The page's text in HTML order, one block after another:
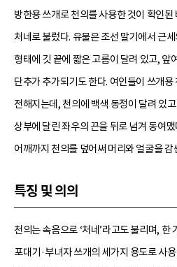
방한용 쓰개로 천의를 사용한 것이 확인된
처네로 불렀다. 유물은 조선 말기에서 근
형태에 깃 끝에 짧은 고름이 달려 있고, 앞
단추가 추가되기도 한다. 여인들이 쓰개
전해지는데, 천의에 백색 동정이 달려 있
상부에 달린 좌우의 끈을 뒤로 넘겨 동여
어깨까지 천의를 덮어써 머리와 얼굴을 감
특징 및 의의
천의는 속음으로 ‘처네’라고도 불리며, 한
포대기·부녀자 쓰개의 세가지 용도로 사